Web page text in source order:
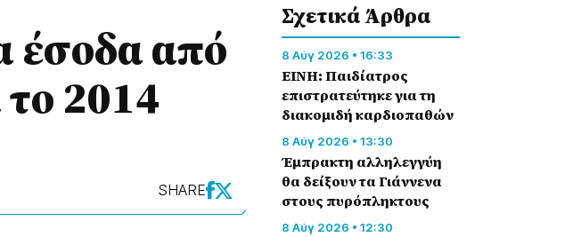
έσοδα από
2014
SHARE
Σχετικά Άρθρα
8 Αύγ 2026 • 16:33
ΕΙΝΗ: Παιδίατρος
επιστρατεύτηκε για τη
διακομιδή καρδιοπαθών
8 Αύγ 2026 • 13:30
Έμπρακτη αλληλεγγύη
θα δείξουν τα Γιάννενα
στους πυρόπληκτους
8 Αύγ 2026 • 12:30